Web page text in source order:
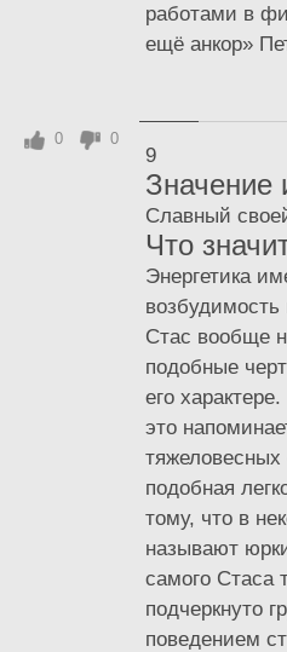
работами в
ещё анкор»
9
Значение
Славный
Что
Энергетика
возбудимость
Стас вообще
подобные
его
это
тяжеловесных
подобная
тому, что в
называют
самого Стаса
подчеркнуто
поведением
0 0